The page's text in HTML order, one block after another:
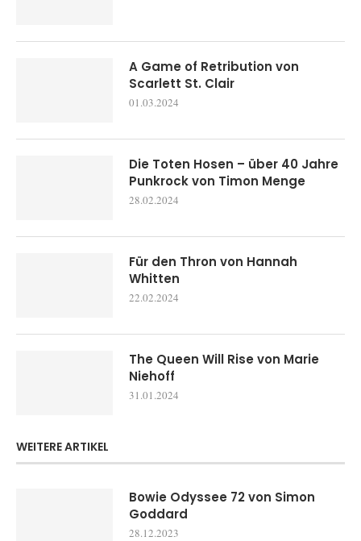
A Game of Retribution von
Scarlett St. Clair
01.03.2024
Die Toten Hosen – über 40 Jahre
Punkrock von Timon Menge
28.02.2024
Für den Thron von Hannah
Whitten
22.02.2024
The Queen Will Rise von Marie
Niehoff
31.01.2024
WEITERE ARTIKEL
Bowie Odyssee 72 von Simon
Goddard
28.12.2023